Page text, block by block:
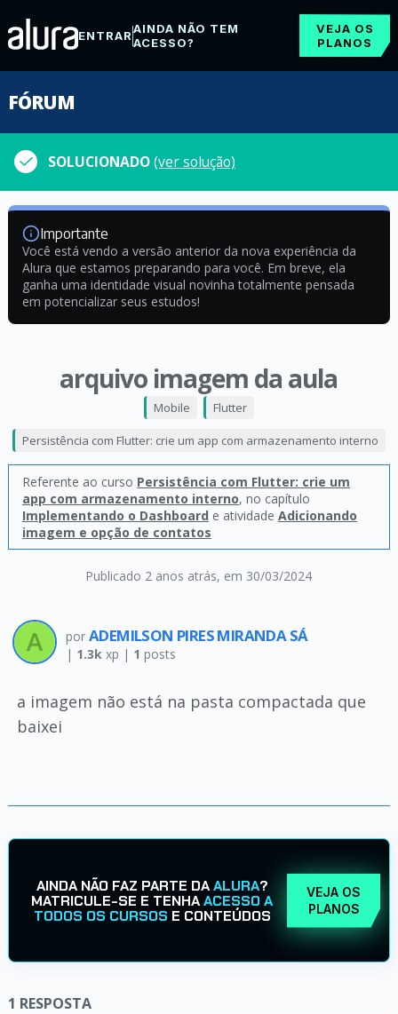
ENTRARAINDA NÃO TEM
ACESSO?
VEJA OS
PLANOS
FÓRUM
SOLUCIONADO(ver solução)
Importante
Você está vendo a versão anterior da nova experiência da
Alura que estamos preparando para você. Em breve, ela
ganha uma identidade visual novinha totalmente pensada
em potencializar seus estudos!
arquivo imagem da aula
Publicado 2 anos atrás, em 30/03/2024
Mobile Flutter
Persistência com Flutter: crie um app com armazenamento interno
Referente ao curso Persistência com Flutter: crie um
app com armazenamento interno, no capítulo
Implementando o Dashboard e atividade Adicionando
imagem e opção de contatos
por ADEMILSON PIRES MIRANDA SÁ
| 1.3kxp | 1 posts
a imagem não está na pasta compactada que
baixei
AINDA NÃO FAZ PARTE DAALURA?
MATRICULE-SE E TENHAACESSO A
TODOS OS CURSOS E CONTEÚDOS
VEJA OS
PLANOS
1 RESPOSTA